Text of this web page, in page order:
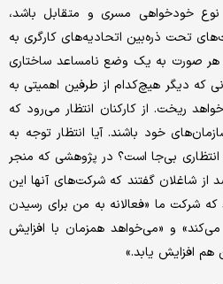
خودخواهی مسری و متقابل باشد،
تحت ذره‌‌بین اتحادیه‌های کارگری به
هر صورت به یک وضع نامساعد ساختاری
که دیگر هیچ‌کدام از طرفین اهمیتی به
ریخت. از کارکنان انتظار می‌‌رود که
خود باشند. آیا انتظار توجه به
انتظاری بی‌‌جا است؟ در پژوهشی که منجر
این کتاب شد، ۳۸درصد از شاغلان گفتند که شرکت‌های آنها این
که شرکت ما «فعالانه به من برای رسیدن
و «می‌‌خواهد همزمان با افزایش
افزایش یابد.»